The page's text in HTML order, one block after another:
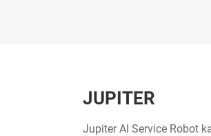
JUPITER
Jupiter AI Service Robot